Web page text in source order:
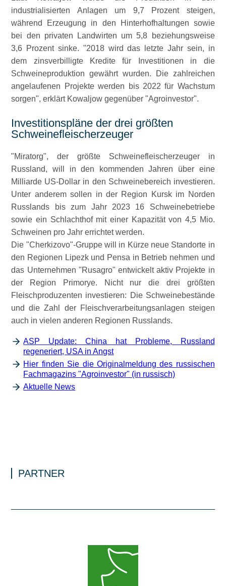
industrialisierten Anlagen um 9,7 Prozent steigen,
während Erzeugung in den Hinterhofhaltungen sowie
bei den privaten Landwirten um 5,8 beziehungsweise
3,6 Prozent sinke.
2018 wird das letzte Jahr sein, in
dem zinsverbilligte Kredite für Investitionen in die
Schweineproduktion gewährt wurden. Die zahlreichen
angelaufenen Projekte werden bis 2022 für Wachstum
sorgen , erklärt Kowaljow gegenüber Agroinvestor .
Investitionspläne der drei größten
Schweinefleischerzeuger
Miratorg , der größte Schweinefleischerzeuger in
Russland, will in den kommenden Jahren über eine
Milliarde US-Dollar in den Schweinebereich investieren.
Unter anderem sollen in der Region Kursk im Norden
Russlands bis zum Jahr 2023 16 Schweinebetriebe
sowie ein Schlachthof mit einer Kapazität von 4,5 Mio.
Schweinen pro Jahr errichtet werden.
Die
Cherkizovo -Gruppe will in Kürze neue Standorte in
den Regionen Lipezk und Pensa in Betrieb nehmen und
das Unternehmen
Rusagro
entwickelt aktiv Projekte in
der Region Primorye. Nicht nur die drei größten
Fleischproduzenten investieren: Die Schweinebestände
und die Zahl der Fleischverarbeitungsanlagen steigen
auch in vielen anderen Regionen Russlands.
ASP Update: China hat Probleme, Russland
regeneriert, USA in Angst
Hier finden Sie die Originalmeldung des russischen
Fachmagazins "Agroinvestor" (in russisch)
Aktuelle News
PARTNER